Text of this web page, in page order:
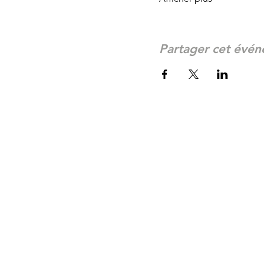
Partager cet